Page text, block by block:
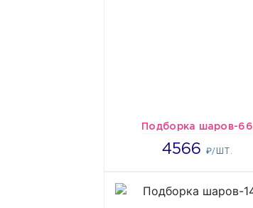
Подборка шаров-66
4566 ₽/ШТ.
4566